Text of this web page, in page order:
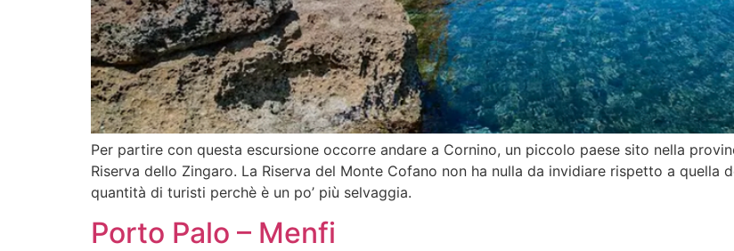
Per partire con questa escursione occorre andare a Cornino, un piccolo paese sito nella
Riserva dello Zingaro. La Riserva del Monte Cofano non ha nulla da invidiare rispetto a quella
quantità di turisti perchè è un po’ più selvaggia.
Porto Palo – Menfi